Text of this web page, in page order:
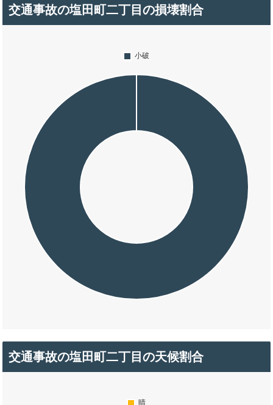
交通事故の塩田町二丁目の損壊割合
交通事故の塩田町二丁目の天候割合